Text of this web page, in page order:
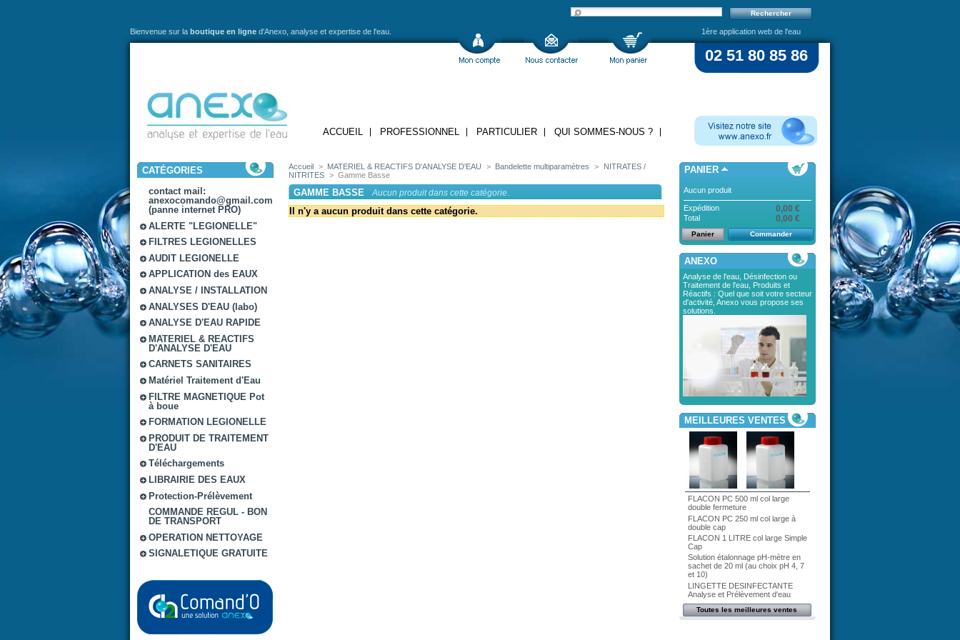
Bienvenue sur la boutique en ligne d'Anexo, analyse et expertise de l'eau. 1ère application web de l'eau
02 51 80 85 86
ACCUEIL PROFESSIONNEL PARTICULIER QUI SOMMES-NOUS ?
CATÉGORIES
contact mail:
anexocomando@gmail.com
(panne internet PRO)
ALERTE "LEGIONELLE"
FILTRES LEGIONELLES
AUDIT LEGIONELLE
APPLICATION des EAUX
ANALYSE / INSTALLATION
ANALYSES D'EAU (labo)
ANALYSE D'EAU RAPIDE
MATERIEL & REACTIFS
D'ANALYSE D'EAU
CARNETS SANITAIRES
Matériel Traitement d'Eau
FILTRE MAGNETIQUE Pot
à boue
FORMATION LEGIONELLE
PRODUIT DE TRAITEMENT
D'EAU
Téléchargements
LIBRAIRIE DES EAUX
Protection-Prélèvement
COMMANDE REGUL - BON
DE TRANSPORT
OPERATION NETTOYAGE
SIGNALETIQUE GRATUITE
Accueil > MATERIEL & REACTIFS D'ANALYSE D'EAU > Bandelette multiparamètres >
NITRATES /
NITRITES > Gamme Basse
GAMME BASSE Aucun produit dans cette catégorie.
Il n'y a aucun produit dans cette catégorie.
PANIER
Aucun produit
Expédition 0,00 €
Total 0,00 €
Panier Commander
ANEXO
Analyse de l'eau, Désinfection ou
Traitement de l'eau, Produits et
Réactifs : Quel que soit votre secteur
d'activité, Anexo vous propose ses
solutions.
MEILLEURES VENTES
FLACON PC 500 ml col large
double fermeture
FLACON PC 250 ml col large à
double cap
FLACON 1 LITRE col large Simple
Cap
Solution étalonnage pH-mètre en
sachet de 20 ml (au choix pH 4, 7
et 10)
LINGETTE DESINFECTANTE
Analyse et Prélèvement d'eau
Toutes les meilleures ventes